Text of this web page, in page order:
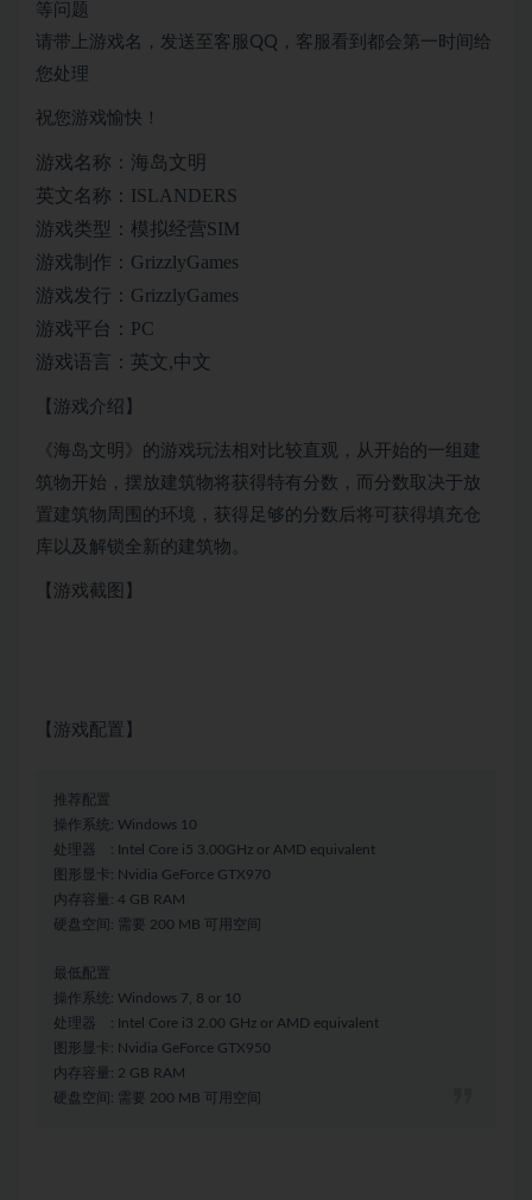
等问题
请带上游戏名，发送至客服QQ，客服看到都会第一时间给
您处理
祝您游戏愉快！
游戏名称：海岛文明
英文名称：ISLANDERS
游戏类型：模拟经营SIM
游戏制作：GrizzlyGames
游戏发行：GrizzlyGames
游戏平台：PC
游戏语言：英文,中文
【游戏介绍】
《海岛文明》的游戏玩法相对比较直观，从开始的一组建
筑物开始，摆放建筑物将获得特有分数，而分数取决于放
置建筑物周围的环境，获得足够的分数后将可获得填充仓
库以及解锁全新的建筑物。
【游戏截图】
【游戏配置 】
推荐配置
操作系统: Windows 10
处理器 : Intel Core i5 3.00GHz or AMD equivalent
图形显卡: Nvidia GeForce GTX970
内存容量: 4 GB RAM
硬盘空间: 需要 200 MB 可用空间
最低配置
操作系统: Windows 7, 8 or 10
处理器 : Intel Core i3 2.00 GHz or AMD equivalent
图形显卡: Nvidia GeForce GTX950
内存容量: 2 GB RAM
硬盘空间: 需要 200 MB 可用空间